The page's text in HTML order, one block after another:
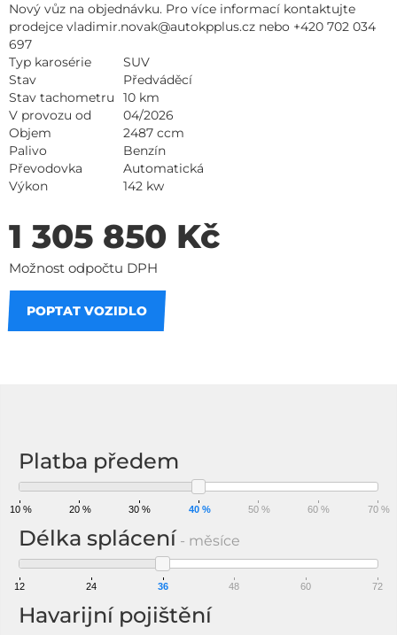
Nový vůz na objednávku. Pro více informací kontaktujte
prodejce vladimir.novak@autokpplus.cz nebo +420 702 034
697
Typ karosérie
SUV
Stav
Předváděcí
Stav tachometru
10 km
V provozu od
04/2026
Objem
2487 ccm
Palivo
Benzín
Převodovka
Automatická
Výkon
142 kw
1 305 850 Kč
Možnost odpočtu DPH
POPTAT VOZIDLO
Platba předem
10 % 20 % 30 % 40 % 50 % 60 % 70 %
Délka splácení - měsíce
12 24 36 48 60 72
Havarijní pojištění